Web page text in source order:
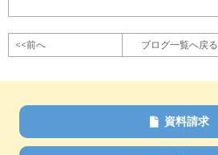
<<前へ ブログ一覧へ戻る
資料請求